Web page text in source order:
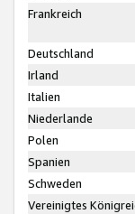
Frankreich
Deutschland
Irland
Italien
Niederlande
Polen
Spanien
Schweden
Vereinigtes